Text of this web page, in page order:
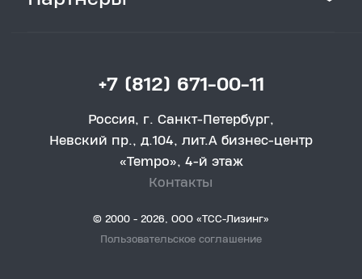
© 2000 - 2026, ООО «ТCC-Лизинг»
Пользовательское соглашение
+7 (812) 671-00-11
Россия, г. Санкт-Петербург,
Невский пр., д.104, лит.А бизнес-центр
«Tempo», 4-й этаж
Контакты